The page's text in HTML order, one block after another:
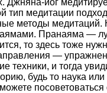
Джняна-йог
тип медитации
методы медитаций.
Пранаяма —
то здесь тоже
—
техники, и тогда
будь то наука